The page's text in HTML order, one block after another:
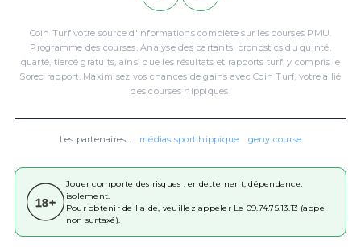
Coin Turf votre source d'informations complète sur les courses PMU.
Programme des courses, Analyse des partants, pronostics du quinté,
quarté, tiercé gratuits, ainsi que les résultats et rapports turf, y compris le
Sorec rapport. Maximisez vos chances de gains avec Coin Turf, votre allié
des courses hippiques.
Les partenaires : médias sport hippique geny course
18+
Jouer comporte des risques : endettement, dépendance,
isolement.
Pour obtenir de l'aide, veuillez appeler Le 09.74.75.13.13 (appel
non surtaxé).